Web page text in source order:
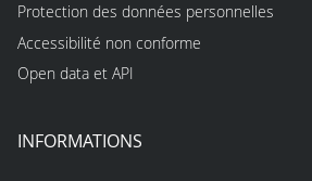
Protection des données personnelles
Accessibilité non conforme
Open data et API
INFORMATIONS